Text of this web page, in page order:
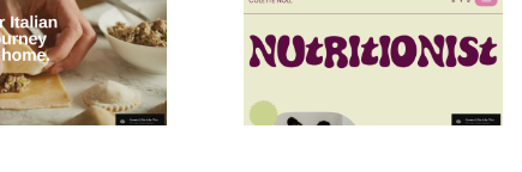
School COLETTE NOLL
$0.00 $192+
2 catégories